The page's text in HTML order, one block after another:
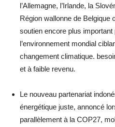
l’Allemagne, l’Irlande, la
Région wallonne de Belgique
soutien encore plus
l’environnement mondial
changement climatique.
et à faible revenu.
Le nouveau partenariat
énergétique juste, annoncé
parallèlement à la COP27,